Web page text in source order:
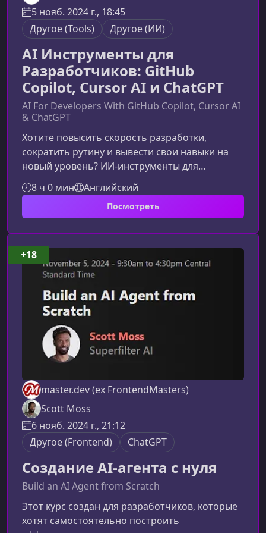
5 нояб. 2024 г., 18:45
Другое (Tools)
Другое (ИИ)
AI Инструменты для
Разработчиков: GitHub
Copilot, Cursor AI и ChatGPT
AI For Developers With GitHub Copilot, Cursor AI
& ChatGPT
Хотите повысить скорость разработки,
сократить рутину и вывести свои навыки на
новый уровень? ИИ‑инструменты для
разработчиков помогают именно в этом. В
этом курсе вы узнаете, как эффективно
использовать GitHub Copilot, Cursor AI и
улучшать качество и сосредоточиться на
творческих задачах.Зачем разработчику
изучать ИИ‑инструментыСегодня ИИ стал
незаменимым помощником в рабочем
процессе. Он не заменяет раз
8 ч 0 мин Английский
Посмотреть
master.dev (ex FrontendMasters)
Scott Moss
6 нояб. 2024 г., 21:12
Другое (Frontend)
ChatGPT
Создание AI-агента с нуля
Build an AI Agent from Scratch
Этот курс создан для разработчиков, которые
хотят самостоятельно построить
+18